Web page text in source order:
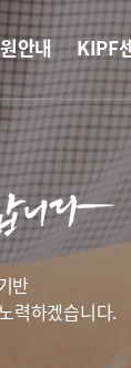
안내 KIPF
반
력하겠습니다.